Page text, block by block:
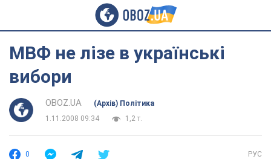
МВФ не лізе в українські
вибори
OBOZ.UA
(Архів) Політика
1.11.2008 09:34
1,2 т.
0 РУС